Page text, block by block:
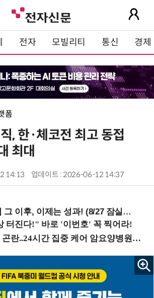
전자 모빌리티 통신 경제
폼
, 한·체코전 최고 동접
최대
14:13 업데이트 : 2026-06-12 14:37
이후, 이제는 성과! (8/27 잠실역)